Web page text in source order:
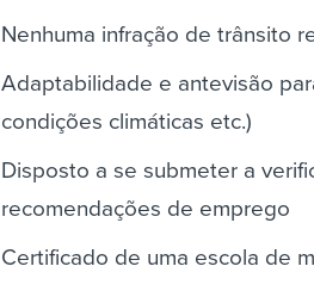
Nenhuma infração de trânsito
Adaptabilidade e antevisão
condições climáticas etc.)
Disposto a se submeter a
recomendações de emprego
Certificado de uma escola de